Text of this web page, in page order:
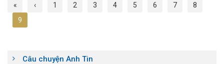
« ‹ 1 2 3 4 5 6 7
8
9
Câu chuyện Anh Tin